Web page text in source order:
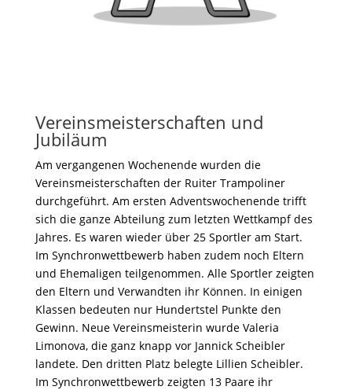
Vereinsmeisterschaften und
Jubiläum
Am vergangenen Wochenende wurden die
Vereinsmeisterschaften der Ruiter Trampoliner
durchgeführt. Am ersten Adventswochenende trifft
sich die ganze Abteilung zum letzten Wettkampf des
Jahres. Es waren wieder über 25 Sportler am Start.
Im Synchronwettbewerb haben zudem noch Eltern
und Ehemaligen teilgenommen. Alle Sportler zeigten
den Eltern und Verwandten ihr Können. In einigen
Klassen bedeuten nur Hundertstel Punkte den
Gewinn. Neue Vereinsmeisterin wurde Valeria
Limonova, die ganz knapp vor Jannick Scheibler
landete. Den dritten Platz belegte Lillien Scheibler.
Im Synchronwettbewerb zeigten 13 Paare ihr